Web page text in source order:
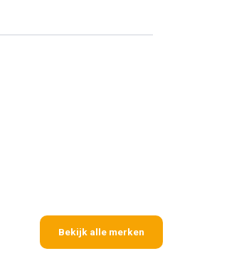
Bekijk alle merken